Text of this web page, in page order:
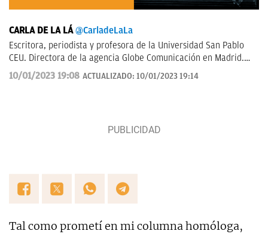
CARLA DE LA LÁ @CarladeLaLa
Escritora, periodista y profesora de la Universidad San Pablo
CEU. Directora de la agencia Globe Comunicación en Madrid.
Escribo sobre política y estilo de vida.
10/01/2023 19:08 ACTUALIZADO: 10/01/2023 19:14
Tal como prometí en mi columna homóloga,